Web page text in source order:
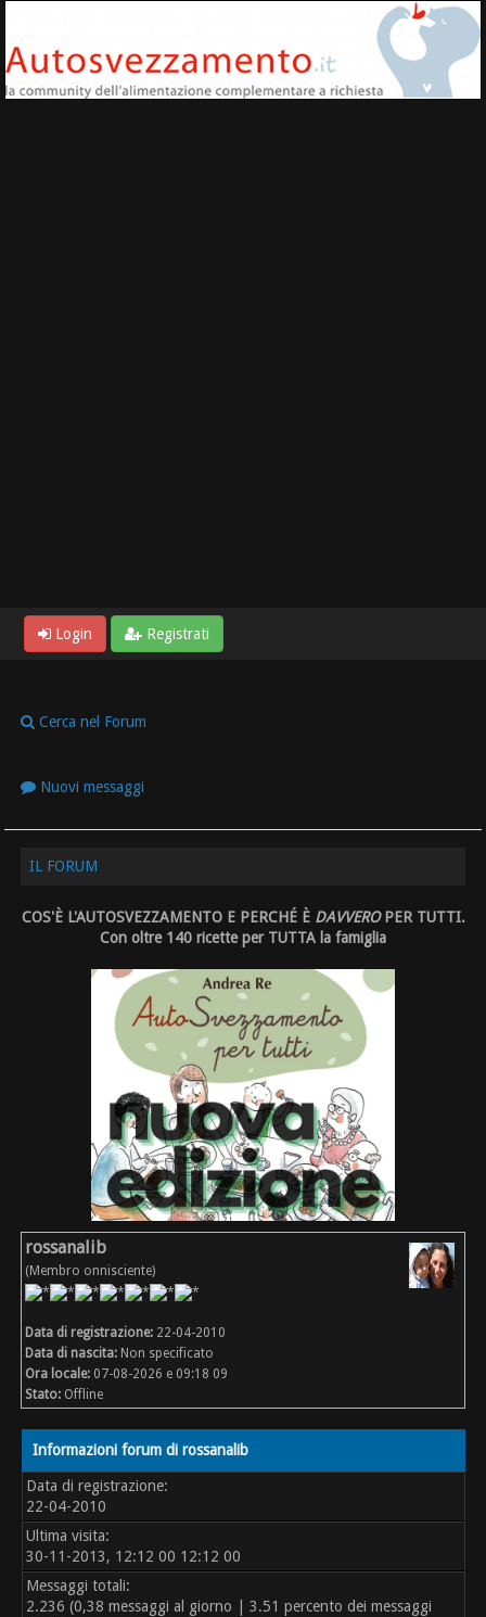
Login Registrati
Cerca nel Forum
Nuovi messaggi
IL FORUM
COS'È L'AUTOSVEZZAMENTO E PERCHÉ È DAVVEROPER TUTTI.
Con oltre 140 ricette per TUTTA la famiglia
rossanalib
(Membro onnisciente)
Data di registrazione: 22-04-2010
Data di nascita: Non specificato
Ora locale: 07-08-2026 e 09:18 09
Stato: Offline
Informazioni forum di rossanalib
Data di registrazione:
22-04-2010
Ultima visita:
30-11-2013, 12:12 00 12:12 00
Messaggi totali:
2.236 (0,38 messaggi al giorno | 3.51 percento dei messaggi